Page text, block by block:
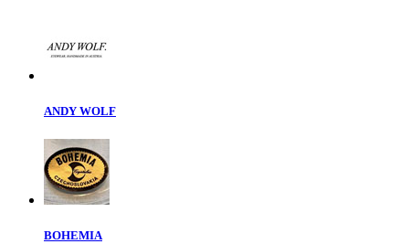
ANDY WOLF
BOHEMIA